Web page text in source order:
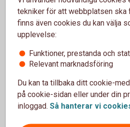
Vanliga frågor och
villkor
Vad är Swish Utbetalning?
tekniker för att webbplatsen ska
finns även cookies du kan välja
upplevelse:
Funktioner, prestanda och
Relevant marknadsföring
Du kan ta tillbaka ditt cookie-
på cookie-sidan eller under din
inloggad. Så hanterar vi